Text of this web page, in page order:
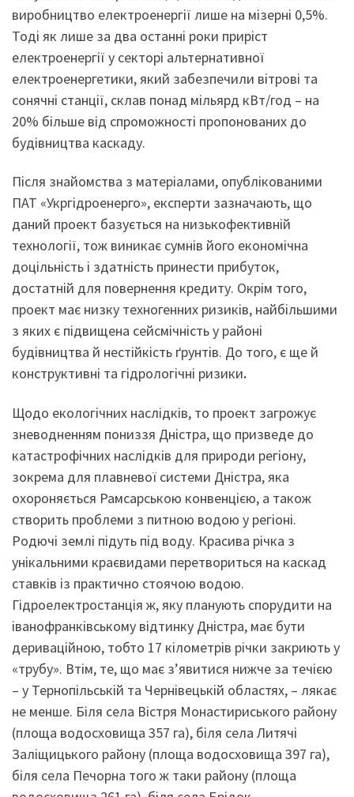
виробництво електроенергії лише на мізерні 0,5%.
Тоді як лише за два останні роки приріст
електроенергії у секторі альтернативної
електроенергетики, який забезпечили вітрові та
сонячні станції, склав понад мільярд кВт/год – на
20% більше від спроможності пропонованих до
будівництва каскаду.
Після знайомства з матеріалами, опублікованими
ПАТ «Укргідроенерго», експерти зазначають, що
даний проект базується на низькофективній
технології, тож виникає сумнів його економічна
доцільність і здатність принести прибуток,
достатній для повернення кредиту. Окрім того,
проект має низку техногенних ризиків, найбільшими
з яких є підвищена сейсмічність у районі
будівництва й нестійкість ґрунтів. До того, є ще й
конструктивні та гідрологічні ризики.
Щодо екологічних наслідків, то проект загрожує
зневодненням пониззя Дністра, що призведе до
катастрофічних наслідків для природи регіону,
зокрема для плавневої системи Дністра, яка
охороняється Рамсарською конвенцією, а також
створить проблеми з питною водою у регіоні.
Родючі землі підуть під воду. Красива річка з
унікальними краєвидами перетвориться на каскад
ставків із практично стоячою водою.
Гідроелектростанція ж, яку планують спорудити на
іванофранківському відтинку Дністра, має бути
дериваційною, тобто 17 кілометрів річки закриють у
«трубу». Втім, те, що має з’явитися нижче за течією
– у Тернопільській та Чернівецькій областях, – лякає
не менше. Біля села Вістря Монастириського району
(площа водосховища 357 га), біля села Литячі
Заліщицького району (площа водосховища 397 га),
біля села Печорна того ж таки району (площа